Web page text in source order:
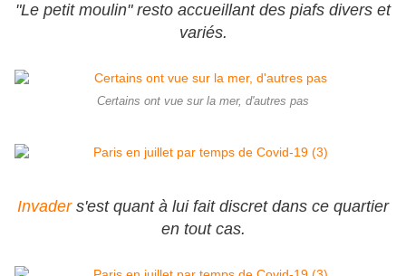
"Le petit moulin" resto accueillant des piafs divers et
variés.
Certains ont vue sur la mer, d'autres pas
Invaders'est quant à lui fait discret dans ce quartier
en tout cas.